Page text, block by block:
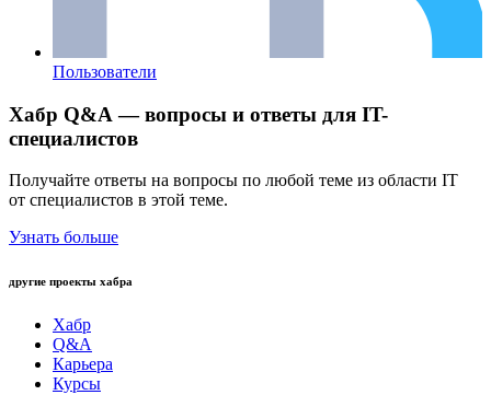
Пользователи
Хабр Q&A — вопросы и ответы для IT-
специалистов
Получайте ответы на вопросы по любой теме из области IT
от специалистов в этой теме.
Узнать больше
другие проекты хабра
Хабр
Q&A
Карьера
Курсы